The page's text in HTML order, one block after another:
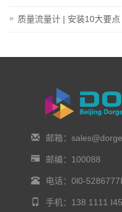
质量流量计 | 安装10大要点
邮箱：
邮编：100088
电话：0l0-5286777I
手机：138 1111